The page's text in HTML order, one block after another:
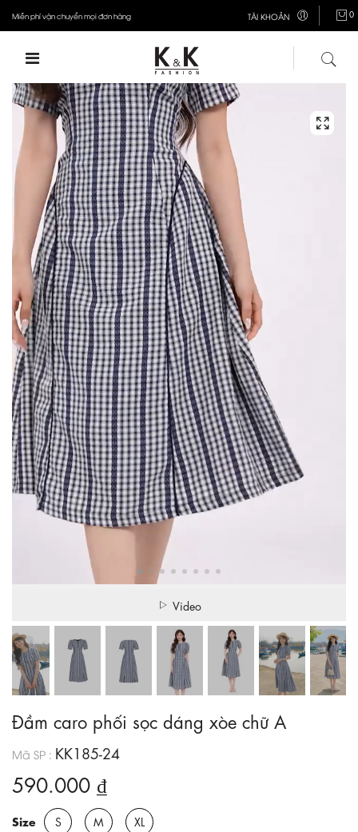
Miễn phí vận chuyển mọi đơn hàng TÀI KHOẢN 0
Video
Đầm caro phối sọc dáng xòe chữ A
Mã SP : KK185-24
590.000 ₫
Size S M XL